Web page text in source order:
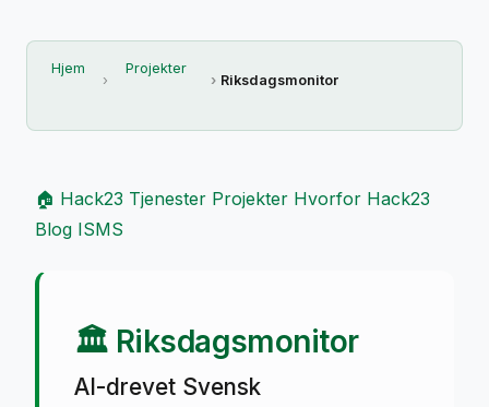
Hjem Projekter
Riksdagsmonitor
🏠 Hack23 Tjenester Projekter Hvorfor Hack23
Blog ISMS
🏛️ Riksdagsmonitor
AI-drevet Svensk